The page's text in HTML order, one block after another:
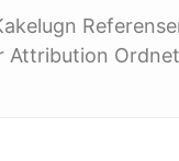
Attribution Ordnet